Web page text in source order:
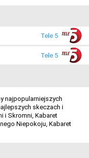
Tele 5
Tele 5
najpopularniejszych
skeczach i
i Skromni, Kabaret
Niepokoju, Kabaret